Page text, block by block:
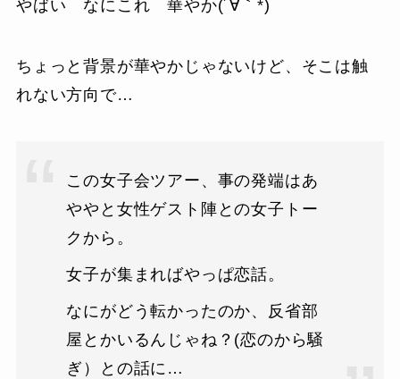
やばい なにこれ 華やか(´∀｀*)
ちょっと背景が華やかじゃないけど、そこは触
れない方向で…
この女子会ツアー、事の発端はあ
ややと女性ゲスト陣との女子トー
クから。
女子が集まればやっぱ恋話。
なにがどう転かったのか、反省部
屋とかいるんじゃね？(恋のから騒
ぎ）との話に…